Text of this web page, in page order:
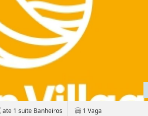
ate 1 suite Banheiros 1 Vaga